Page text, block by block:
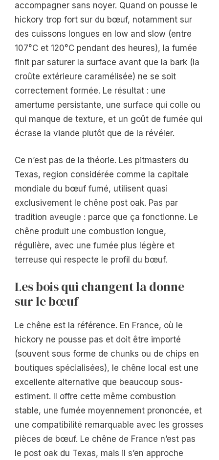
accompagner sans noyer. Quand on pousse le
hickory trop fort sur du bœuf, notamment sur
des cuissons longues en low and slow (entre
107°C et 120°C pendant des heures), la fumée
finit par saturer la surface avant que la bark (la
croûte extérieure caramélisée) ne se soit
correctement formée. Le résultat : une
amertume persistante, une surface qui colle ou
qui manque de texture, et un goût de fumée qui
écrase la viande plutôt que de la révéler.
Ce n’est pas de la théorie. Les pitmasters du
Texas, region considérée comme la capitale
mondiale du bœuf fumé, utilisent quasi
exclusivement le chêne post oak. Pas par
tradition aveugle : parce que ça fonctionne. Le
chêne produit une combustion longue,
régulière, avec une fumée plus légère et
terreuse qui respecte le profil du bœuf.
Les bois qui changent la donne
sur le bœuf
Le chêne est la référence. En France, où le
hickory ne pousse pas et doit être importé
(souvent sous forme de chunks ou de chips en
boutiques spécialisées), le chêne local est une
excellente alternative que beaucoup sous-
estiment. Il offre cette même combustion
stable, une fumée moyennement prononcée, et
une compatibilité remarquable avec les grosses
pièces de bœuf. Le chêne de France n’est pas
le post oak du Texas, mais il s’en approche